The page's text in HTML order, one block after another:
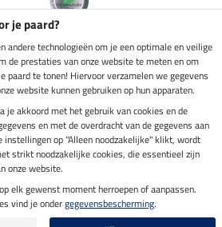
Impressum
op 09.08.2026 om 03:09 uur
je paard?
andere technologieën om je een optimale en veilige
de prestaties van onze website te meten en om
paard te tonen! Hiervoor verzamelen we gegevens
website kunnen gebruiken op hun apparaten.
je akkoord met het gebruik van cookies en de
en met de overdracht van de gegevens aan
instellingen op "Alleen noodzakelijke" klikt, wordt
strikt noodzakelijke cookies, die essentieel zijn
onze website.
elk gewenst moment herroepen of aanpassen.
vind je ondergegevensbescherming.